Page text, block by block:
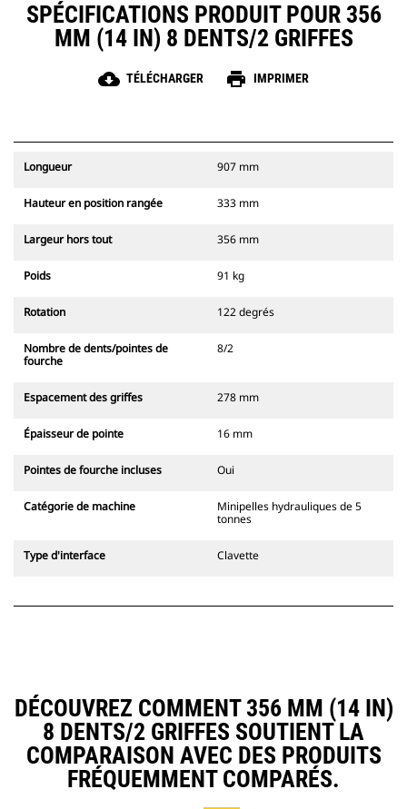
SPÉCIFICATIONS PRODUIT POUR 356
MM (14 IN) 8 DENTS/2 GRIFFES
cloud_download TÉLÉCHARGER print IMPRIMER
Longueur 907 mm
Hauteur en position rangée 333 mm
Largeur hors tout 356 mm
Poids 91 kg
Rotation 122 degrés
Nombre de dents/pointes de
fourche
8/2
Espacement des griffes 278 mm
Épaisseur de pointe 16 mm
Pointes de fourche incluses Oui
Catégorie de machine
Minipelles hydrauliques de 5
tonnes
Type d'interface Clavette
DÉCOUVREZ COMMENT 356 MM (14 IN)
8 DENTS/2 GRIFFES SOUTIENT LA
COMPARAISON AVEC DES PRODUITS
FRÉQUEMMENT COMPARÉS.